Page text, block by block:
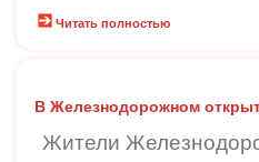
Читать полностью
В Железнодорожном
Жители